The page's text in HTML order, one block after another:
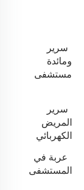
سرير
ومائدة
مستشفى
سرير
المريض
الكهربائي
عربة في
المستشفى